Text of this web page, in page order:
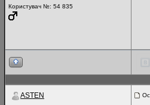
Користувач №: 54 835
ASTEN